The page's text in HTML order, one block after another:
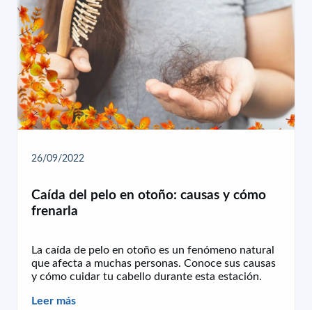
26/09/2022
Caída del pelo en otoño: causas y cómo
frenarla
La caída de pelo en otoño es un fenómeno natural
que afecta a muchas personas. Conoce sus causas
y cómo cuidar tu cabello durante esta estación.
Leer más